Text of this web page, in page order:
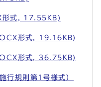
形式, 17.55KB)
形式, 19.16KB)
形式, 36.75KB)
行規則第1号様式）